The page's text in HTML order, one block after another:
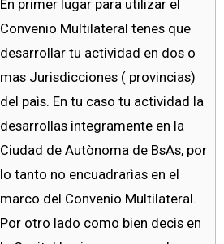
En primer lugar para utilizar el
Convenio Multilateral tenes que
desarrollar tu actividad en dos o
mas Jurisdicciones ( provincias)
del paìs. En tu caso tu actividad la
desarrollas integramente en la
Ciudad de Autònoma de BsAs, por
lo tanto no encuadrarìas en el
marco del Convenio Multilateral.
Por otro lado como bien decis en